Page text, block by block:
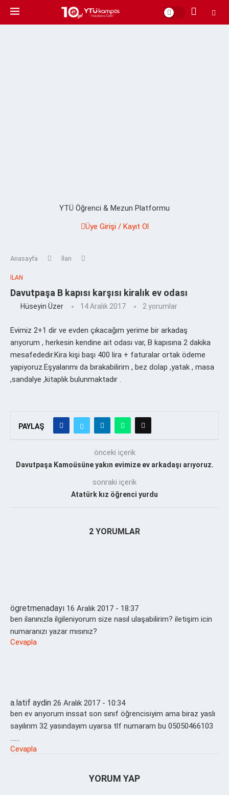
YTÜ Öğrenci & Mezun Platformu
Üye Girişi / Kayıt Ol
Anasayfa İlan
İLAN
Davutpaşa B kapısı karşısı kiralık ev odası
Hüseyin Üzer 14 Aralık 2017 2 yorumlar
Evimiz 2+1 dir ve evden çıkacağım yerime bir arkadaş
arıyorum , herkesin kendine ait odası var, B kapısına 2 dakika
mesafededir.Kira kişi başı 400 lira + faturalar ortak ödeme
yapiyoruz.Eşyalarımı da bırakabilirim , bez dolap ,yatak , masa
,sandalye ,kitaplık bulunmaktadır .
PAYLAŞ
önceki içerik
Davutpaşa Kamoüsüne yakın evimize ev arkadaşı arıyoruz.
sonraki içerik
Atatürk kız öğrenci yurdu
2 YORUMLAR
ögretmenadayı 16 Aralık 2017 - 18:37
ben ilanınızla ilgileniyorum size nasıl ulaşabilirim? iletişim icin
numaranızı yazar mısınız?
Cevapla
a.latif aydin 26 Aralık 2017 - 10:34
ben ev arıyorum inssat son sınıf öğrencisiyim ama biraz yaslı
sayılırım 32 yasındayım uyarsa tlf numaram bu 05050466103
……
Cevapla
YORUM YAP